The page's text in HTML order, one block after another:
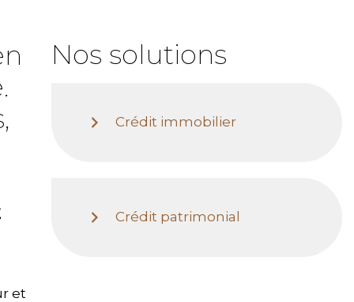
et
Nos solutions
Crédit immobilier
Crédit patrimonial